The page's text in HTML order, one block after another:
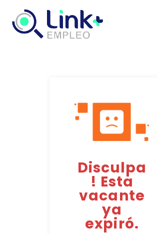
Disculpa
! Esta
vacante
ya
expiró.